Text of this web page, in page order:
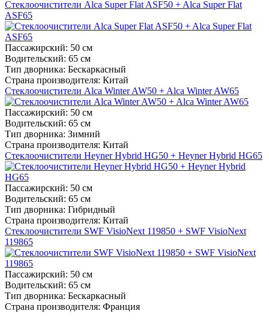
Стеклоочистители Alca Super Flat ASF50 + Alca Super Flat
ASF65
Пассажирский: 50 см
Водительский: 65 см
Тип дворника: Бескаркасный
Страна производителя: Китай
Стеклоочистители Alca Winter AW50 + Alca Winter AW65
Пассажирский: 50 см
Водительский: 65 см
Тип дворника: Зимний
Страна производителя: Китай
Стеклоочистители Heyner Hybrid HG50 + Heyner Hybrid HG65
Пассажирский: 50 см
Водительский: 65 см
Тип дворника: Гибридный
Страна производителя: Китай
Стеклоочистители SWF VisioNext 119850 + SWF VisioNext
119865
Пассажирский: 50 см
Водительский: 65 см
Тип дворника: Бескаркасный
Страна производителя: Франция